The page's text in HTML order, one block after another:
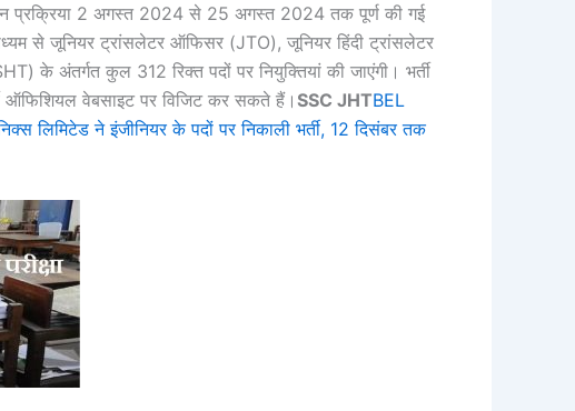
प्रक्रिया 2 अगस्त 2024 से 25 अगस्त 2024 तक पूर्ण की गई
से जूनियर ट्रांसलेटर ऑफिसर (JTO), जूनियर हिंदी ट्रांसलेटर
के अंतर्गत कुल 312 रिक्त पदों पर नियुक्तियां की जाएंगी। भर्ती
ऑफिशियल वेबसाइट पर विजिट कर सकते हैं। SSC JHTBEL
लिमिटेड ने इंजीनियर के पदों पर निकाली भर्ती, 12 दिसंबर तक